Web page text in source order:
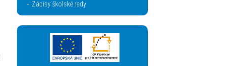
Zápisy školské rady